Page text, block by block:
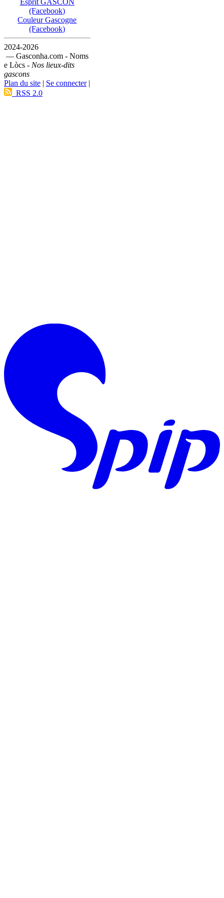
Esprit GASCON
(Facebook)
Couleur Gascogne
(Facebook)
2024-2026
— Gasconha.com - Noms
e Lòcs - Nos lieux-dits
gascons
Plan du site | Se connecter|
RSS 2.0